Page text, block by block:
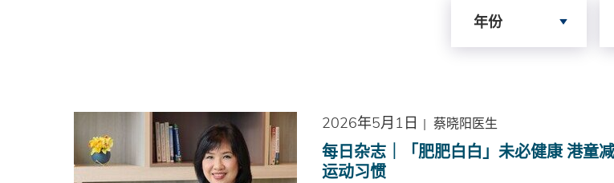
年份
2026年5月1日 | 蔡晓阳医生
每日杂志｜「肥肥白白」未必健康 港童
运动习惯